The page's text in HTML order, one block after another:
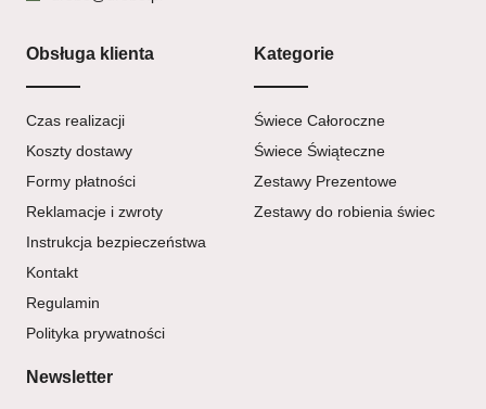
Obsługa klienta
Czas realizacji
Koszty dostawy
Formy płatności
Reklamacje i zwroty
Instrukcja bezpieczeństwa
Kontakt
Regulamin
Polityka prywatności
Kategorie
Świece Całoroczne
Świece Świąteczne
Zestawy Prezentowe
Zestawy do robienia świec
Newsletter